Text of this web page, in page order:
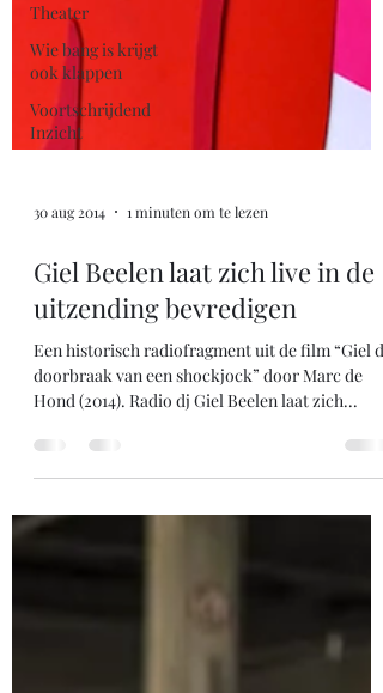
Theater
Wie bang is krijgt
ook klappen
Voortschrijdend
Inzicht
30 aug 2014 1 minuten om te lezen
Giel Beelen laat zich live in de
uitzending bevredigen
doorbraak van een shockjock” door Marc de
Hond (2014). Radio dj Giel Beelen laat zich...